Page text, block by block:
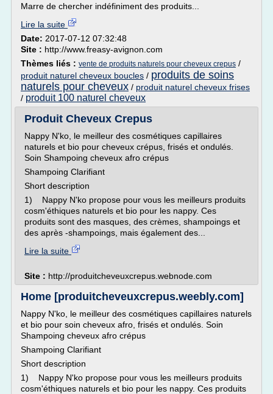
Marre de chercher indéfiniment des produits...
Lire la suite
Date: 2017-07-12 07:32:48
Site : http://www.freasy-avignon.com
Thèmes liés : vente de produits naturels pour cheveux crepus /
produit naturel cheveux boucles / produits de soins
naturels pour cheveux / produit naturel cheveux frises
/ produit 100 naturel cheveux
Produit Cheveux Crepus
Nappy N'ko, le meilleur des cosmétiques capillaires
naturels et bio pour cheveux crépus, frisés et ondulés.
Soin Shampoing cheveux afro crépus
Shampoing Clarifiant
Short description
1) Nappy N'ko propose pour vous les meilleurs produits
cosm'éthiques naturels et bio pour les nappy. Ces
produits sont des masques, des crèmes, shampoings et
des après -shampoings, mais également des...
Lire la suite
Site : http://produitcheveuxcrepus.webnode.com
Home [produitcheveuxcrepus.weebly.com]
Nappy N'ko, le meilleur des cosmétiques capillaires naturels
et bio pour soin cheveux afro, frisés et ondulés. Soin
Shampoing cheveux afro crépus
Shampoing Clarifiant
Short description
1) Nappy N'ko propose pour vous les meilleurs produits
cosm'éthiques naturels et bio pour les nappy. Ces produits